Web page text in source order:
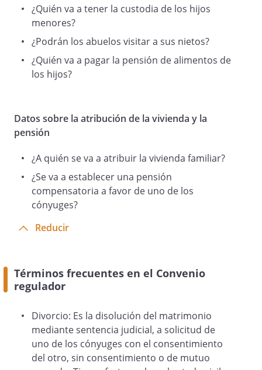
nacimiento es
3.
Que el matrimonio ha decidido terminar
4.
Los dos cónyuges están de acuerdo con
terminar su convivencia como
legal y acuerdan que su relación, a partir
CLÁUSULAS
¿Quién va a tener la custodia de los hijos
menores?
¿Podrán los abuelos visitar a sus nietos?
¿Quién va a pagar la pensión de alimentos de
los hijos?
Datos sobre la atribución de la vivienda y la
pensión
¿A quién se va a atribuir la vivienda familiar?
¿Se va a establecer una pensión
compensatoria a favor de uno de los
cónyuges?
Reducir
Términos frecuentes en el Convenio
regulador
Divorcio: Es la disolución del matrimonio
mediante sentencia judicial, a solicitud de
uno de los cónyuges con el consentimiento
del otro, sin consentimiento o de mutuo